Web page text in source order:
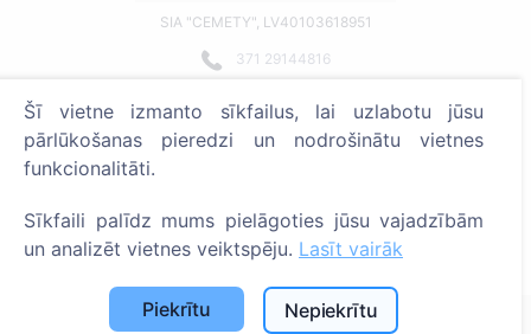
SIA "CEMETY", LV40103618951
371 29144816
Strādājam visā Latvijā!
Administratoriem
© 2013 - 2026 Cemety Visas tiesības aizsargātas
Šī vietne izmanto sīkfailus, lai uzlabotu jūsu
pārlūkošanas pieredzi un nodrošinātu vietnes
funkcionalitāti.
Sīkfaili palīdz mums pielāgoties jūsu vajadzībām
un analizēt vietnes veiktspēju. Lasīt vairāk
Piekrītu Nepiekrītu